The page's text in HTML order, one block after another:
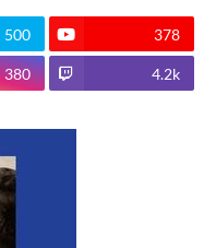
500 378
380 4.2k